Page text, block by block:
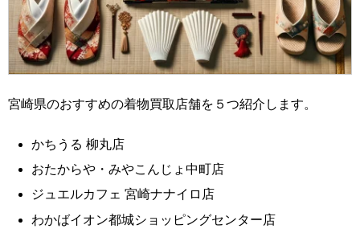
宮崎県のおすすめの着物買取店舗を５つ紹介します。
かちうる 柳丸店
おたからや・みやこんじょ中町店
ジュエルカフェ 宮崎ナナイロ店
わかばイオン都城ショッピングセンター店